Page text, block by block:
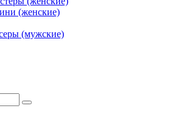
(женские)
(мужские)